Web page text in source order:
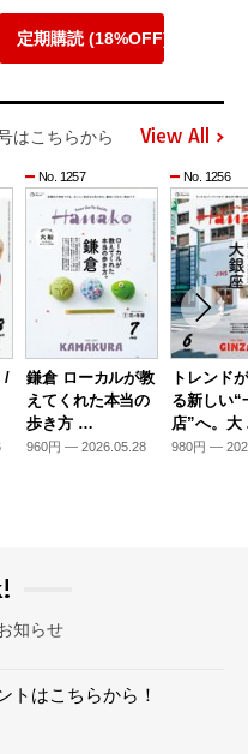
定期購読 (18%OFF)
はこちらから View All
/
No. 1257
鎌倉 ローカルが教
えてくれた本当の
歩き方 …
960円 — 2026.05.28
No. 1256
トレンド
る新しい“
店”へ。
980円 —
知らせ
トはこちらから！